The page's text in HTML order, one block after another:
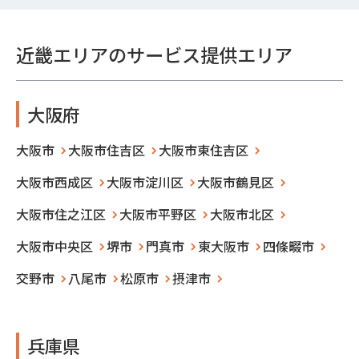
近畿エリアのサービス提供エリア
大阪府
大阪市 大阪市住吉区
大阪市東住吉区
大阪市西成区
大阪市淀川区
大阪市鶴見区
大阪市住之江区
大阪市平野区
大阪市北区
大阪市中央区
堺市 門真市 東大阪市
四條畷市
交野市
八尾市 松原市 摂津市
兵庫県